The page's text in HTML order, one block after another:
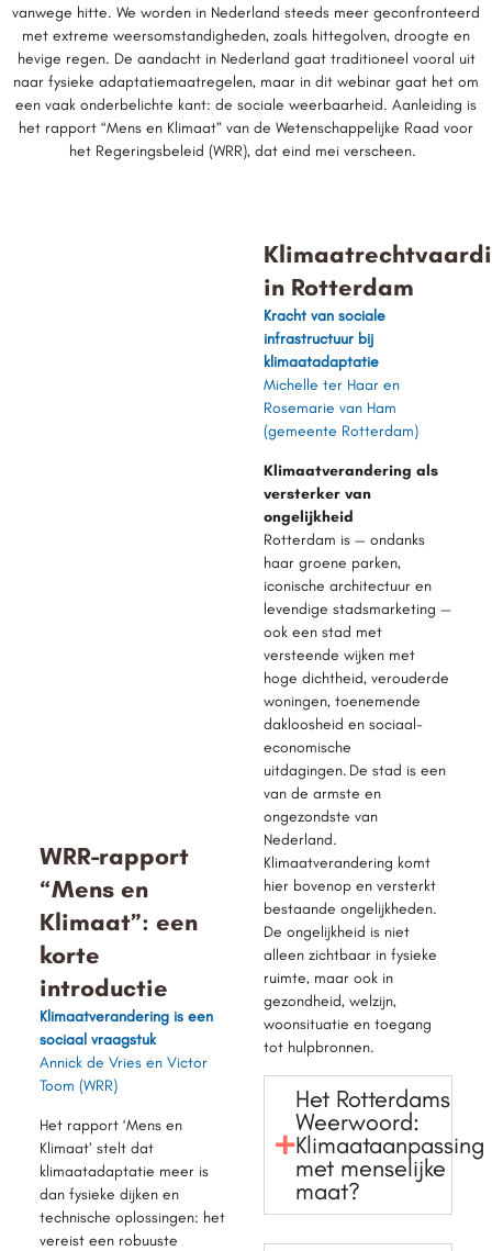
vanwege hitte. We worden in Nederland steeds meer geconfronteerd
met extreme weersomstandigheden, zoals hittegolven, droogte en
hevige regen. De aandacht in Nederland gaat traditioneel vooral uit
naar fysieke adaptatiemaatregelen, maar in dit webinar gaat het om
een vaak onderbelichte kant: de sociale weerbaarheid. Aanleiding is
het rapport “Mens en Klimaat” van de Wetenschappelijke Raad voor
het Regeringsbeleid (WRR), dat eind mei verscheen.
WRR-rapport
“Mens en
Klimaat”: een
korte
introductie
Klimaatverandering is een
sociaal vraagstuk
Annick de Vries en Victor
Toom (WRR)
Het rapport ‘Mens en
Klimaat’ stelt dat
klimaatadaptatie meer is
dan fysieke dijken en
technische oplossingen: het
vereist een robuuste
in Rotterdam
Kracht van sociale
infrastructuur bij
klimaatadaptatie
Michelle ter Haar en
Rosemarie van Ham
(gemeente Rotterdam)
Klimaatverandering als
versterker van
ongelijkheid
Rotterdam is — ondanks
haar groene parken,
iconische architectuur en
levendige stadsmarketing —
ook een stad met
versteende wijken met
hoge dichtheid, verouderde
woningen, toenemende
dakloosheid en sociaal-
economische
uitdagingen. De stad is een
van de armste en
ongezondste van
Nederland.
Klimaatverandering komt
hier bovenop en versterkt
bestaande ongelijkheden.
De ongelijkheid is niet
alleen zichtbaar in fysieke
ruimte, maar ook in
gezondheid, welzijn,
woonsituatie en toegang
tot hulpbronnen.
Het Rotterdams
Weerwoord:
Klimaataanpassing
met menselijke
maat?